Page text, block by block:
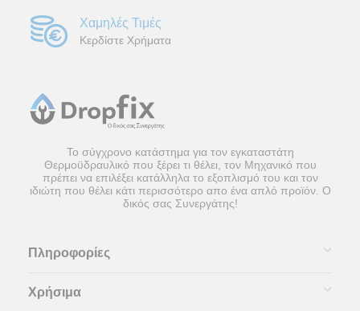
Χαμηλές Τιμές
Κερδίστε Χρήματα
Το σύγχρονο κατάστημα για τον εγκαταστάτη
Θερμοϋδραυλικό που ξέρει τι θέλει, τον Μηχανικό που
πρέπει να επιλέξει κατάλληλα το εξοπλισμό του και τον
ιδιώτη που θέλει κάτι περισσότερο απο ένα απλό προϊόν. Ο
δικός σας Συνεργάτης!
Πληροφορίες
Χρήσιμα